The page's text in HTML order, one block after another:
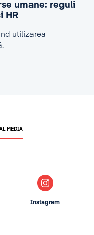
umane: reguli
HR
utilizarea
MEDIA
Instagram